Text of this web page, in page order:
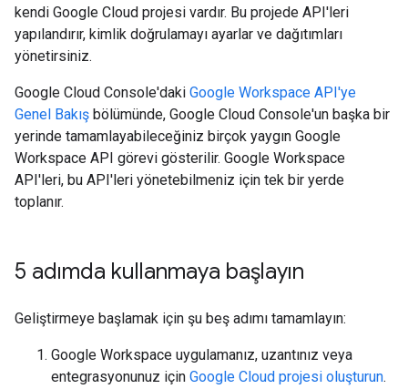
kendi Google Cloud projesi vardır. Bu projede API'leri
yapılandırır, kimlik doğrulamayı ayarlar ve dağıtımları
yönetirsiniz.
Google Cloud Console'daki Google Workspace API'ye
Genel Bakış bölümünde, Google Cloud Console'un başka bir
yerinde tamamlayabileceğiniz birçok yaygın Google
Workspace API görevi gösterilir. Google Workspace
API'leri, bu API'leri yönetebilmeniz için tek bir yerde
toplanır.
5 adımda kullanmaya başlayın
Geliştirmeye başlamak için şu beş adımı tamamlayın:
Google Workspace uygulamanız, uzantınız veya
entegrasyonunuz için Google Cloud projesi oluşturun.